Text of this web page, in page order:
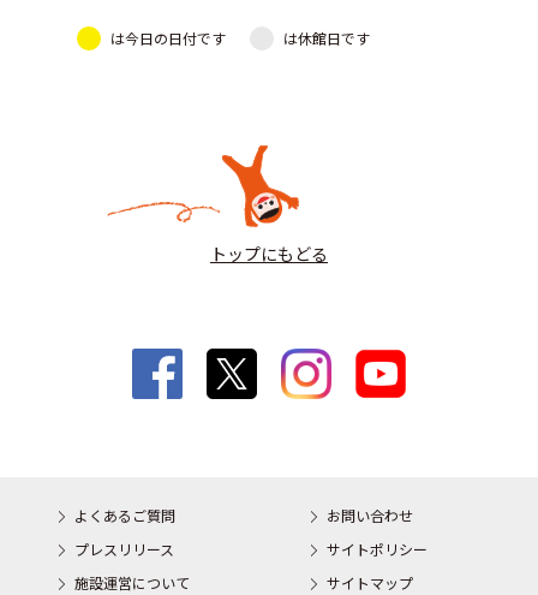
は今日の日付です は休館日です
トップにもどる
よくあるご質問
お問い合わせ
プレスリリース
サイトポリシー
施設運営について
サイトマップ